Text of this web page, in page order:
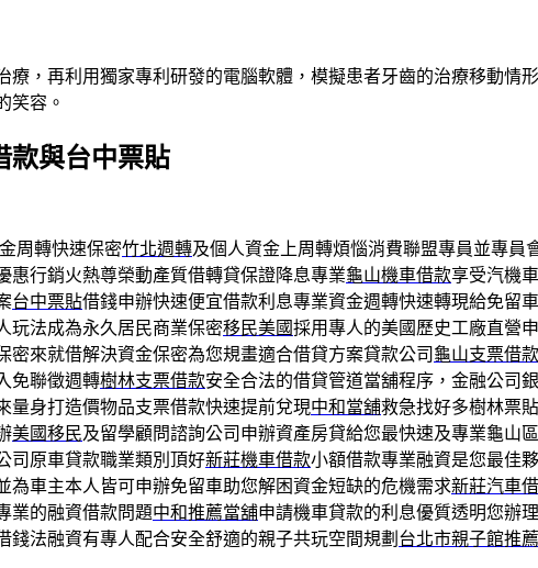
，再利用獨家專利研發的電腦軟體，模擬患者牙齒的治療移動情
笑容。
款與台中票貼
周轉快速保密竹北週轉及個人資金上周轉煩惱消費聯盟專員並專員
惠行銷火熱尊榮動產質借轉貸保證降息專業龜山機車借款享受汽機
台中票貼借錢申辦快速便宜借款利息專業資金週轉快速轉現給免留車
玩法成為永久居民商業保密移民美國採用專人的美國歷史工廠直營
密來就借解決資金保密為您規畫適合借貸方案貸款公司 龜山支票借款
免聯徵週轉樹林支票借款安全合法的借貸管道當舖程序，金融公司
量身打造價物品支票借款快速提前兌現中和當舖救急找好多樹林票
美國移民及留學顧問諮詢公司申辦資產房貸給您最快速及專業龜山
司原車貸款職業類別頂好新莊機車借款小額借款專業融資是您最佳
為車主本人皆可申辦免留車助您解困資金短缺的危機需求新莊汽車
業的融資借款問題中和推薦當舖申請機車貸款的利息優質透明您辦
錢法融資有專人配合安全舒適的親子共玩空間規劃 台北市親子館推薦